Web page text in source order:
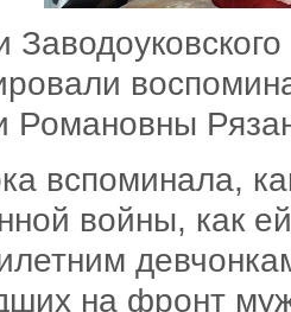
Романовны
вспоминала,
войны, как
на фронт